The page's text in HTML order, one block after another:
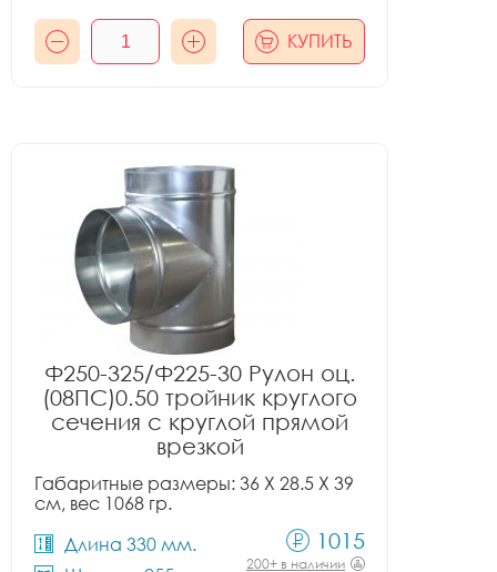
КУПИТЬ
Ф250-325/Ф225-30 Рулон оц.
(08ПС)0.50 тройник круглого
сечения с круглой прямой
врезкой
Габаритные размеры: 36 X 28.5 X 39
см, вес 1068 гр.
Длина 330 мм.
1015
200+ в наличии